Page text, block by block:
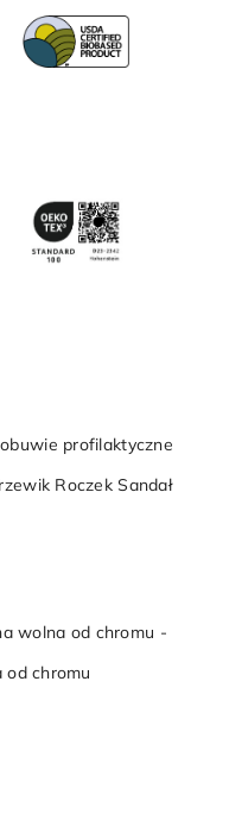
profilaktyczne
Roczek Sandał
wolna od chromu -
od chromu